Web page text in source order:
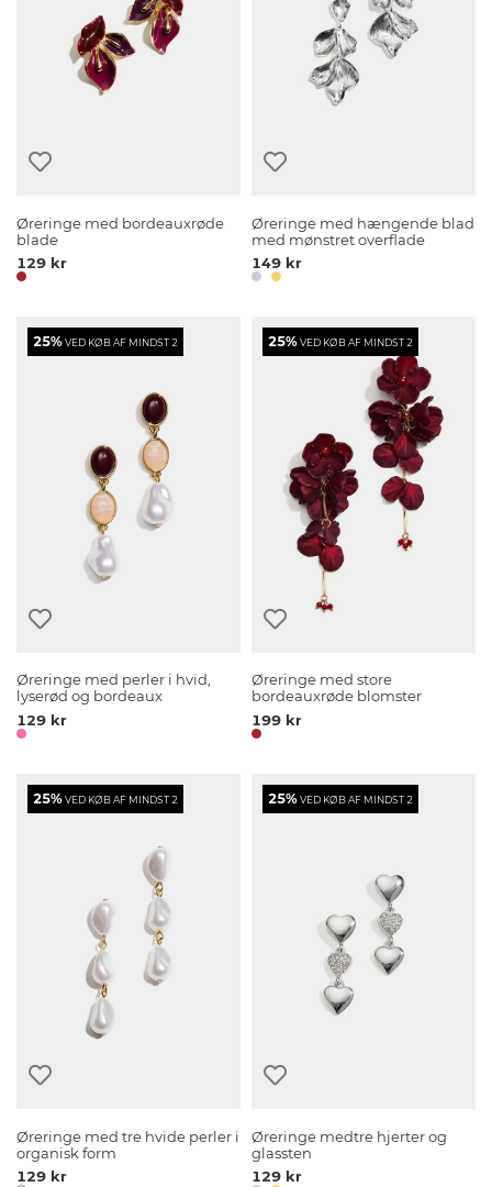
Øreringe med bordeauxrøde
blade
129 kr
Øreringe med hængende blad
med mønstret overflade
149 kr
25%VED KØB AF MINDST 2
Øreringe med perler i hvid,
lyserød og bordeaux
129 kr
25%VED KØB AF MINDST 2
Øreringe med store
bordeauxrøde blomster
199 kr
25%VED KØB AF MINDST 2
Øreringe med tre hvide perler i
organisk form
129 kr
25%VED KØB AF MINDST 2
Øreringe medtre hjerter og
glassten
129 kr